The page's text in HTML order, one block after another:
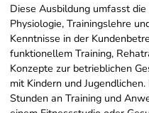
Diese Ausbildung umfasst
Physiologie, Trainingslehre
Kenntnisse in der
funktionellem Training,
Konzepte zur betrieblichen
mit Kindern und
Stunden an Training und